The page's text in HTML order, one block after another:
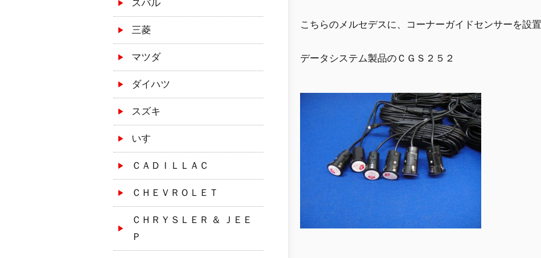
スバル
三菱
マツダ
ダイハツ
スズキ
いすゞ
ＣＡＤＩＬＬＡＣ
ＣＨＥＶＲＯＬＥＴ
ＣＨＲＹＳＬＥＲ ＆ ＪＥＥ
Ｐ
こちらのメルセデスに、コーナーガイドセンサーを設
データシステム製品のＣＧＳ２５２